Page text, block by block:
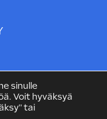
sinulle
Voit hyväksyä
tai